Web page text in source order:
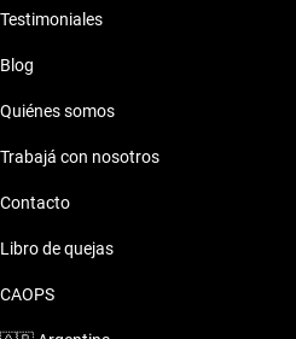
Testimoniales
Blog
Quiénes somos
Trabajá con nosotros
Contacto
Libro de quejas
CAOPS